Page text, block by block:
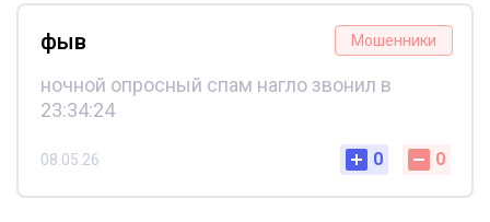
Мошенники
фыв
ночной опросный спам нагло звонил в
23:34:24
08.05.26 0 0